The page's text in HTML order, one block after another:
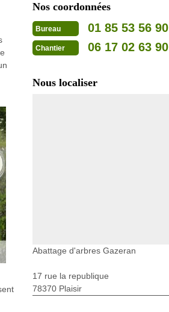
Nos coordonnées
Bureau 01 85 53 56 90
Chantier 06 17 02 63 90
Nous localiser
Abattage d'arbres Gazeran
17 rue la republique
78370 Plaisir